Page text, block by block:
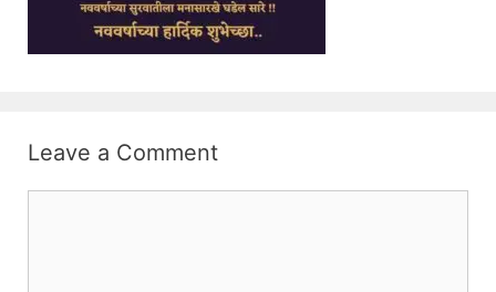
Leave a Comment